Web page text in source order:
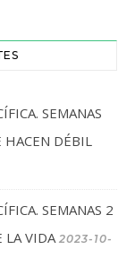
SEMANAS
DÉBIL
SEMANAS 2
LA VIDA 2023-10-